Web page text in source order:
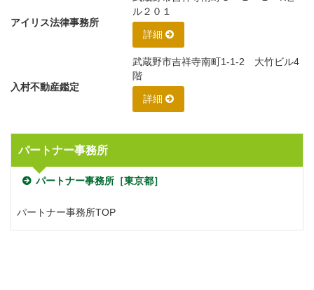
アイリス法律事務所
ル２０１
詳細
入村不動産鑑定
武蔵野市吉祥寺南町1-1-2 大竹ビル4
階
詳細
パートナー事務所
パートナー事務所［東京都］
パートナー事務所TOP